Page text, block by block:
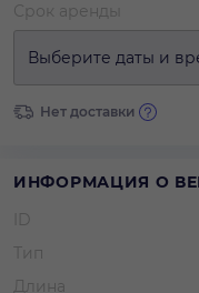
Срок аренды
Выберите даты и
Нет доставки
ИНФОРМАЦИЯ О
ID
Тип
Длина